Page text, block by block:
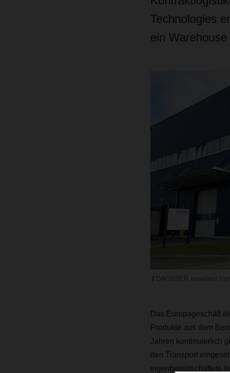
Technologies
ein
Das Europageschäft
Produkte aus dem
Jahren kontinuierlich
den Transport
eigenbewirtschaftete